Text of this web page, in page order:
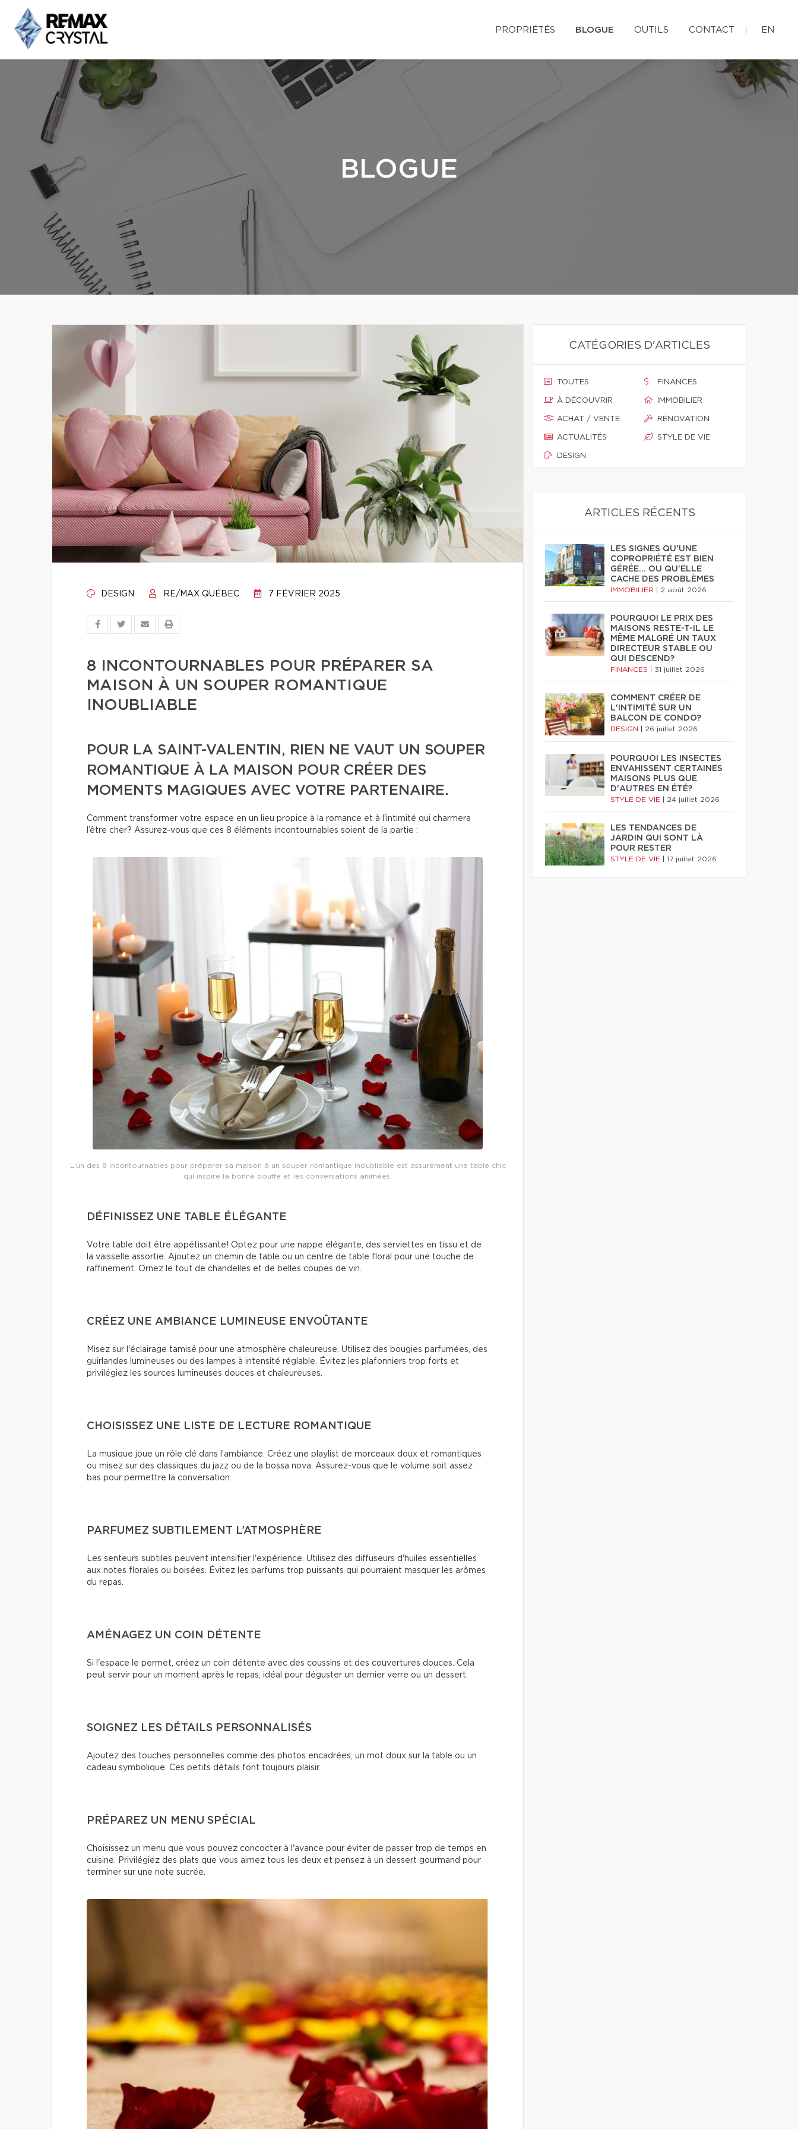
PROPRIÉTÉS BLOGUE OUTILS CONTACT EN
BLOGUE
DESIGN RE/MAX QUÉBEC 7 FÉVRIER 2025
8 INCONTOURNABLES POUR PRÉPARER SA
MAISON À UN SOUPER ROMANTIQUE
INOUBLIABLE
POUR LA SAINT-VALENTIN, RIEN NE VAUT UN SOUPER
ROMANTIQUE À LA MAISON POUR CRÉER DES
MOMENTS MAGIQUES AVEC VOTRE PARTENAIRE.
Comment transformer votre espace en un lieu propice à la romance et à l'intimité qui charmera
l’être cher? Assurez-vous que ces 8 éléments incontournables soient de la partie :
L’un des 8 incontournables pour préparer sa maison à un souper romantique inoubliable est assurément une table chic
qui inspire la bonne bouffe et les conversations animées.
DÉFINISSEZ UNE TABLE ÉLÉGANTE
Votre table doit être appétissante! Optez pour une nappe élégante, des serviettes en tissu et de
la vaisselle assortie. Ajoutez un chemin de table ou un centre de table floral pour une touche de
raffinement. Ornez le tout de chandelles et de belles coupes de vin.
CRÉEZ UNE AMBIANCE LUMINEUSE ENVOÛTANTE
Misez sur l'éclairage tamisé pour une atmosphère chaleureuse. Utilisez des bougies parfumées, des
guirlandes lumineuses ou des lampes à intensité réglable. Évitez les plafonniers trop forts et
privilégiez les sources lumineuses douces et chaleureuses.
CHOISISSEZ UNE LISTE DE LECTURE ROMANTIQUE
La musique joue un rôle clé dans l’ambiance. Créez une playlist de morceaux doux et romantiques
ou misez sur des classiques du jazz ou de la bossa nova. Assurez-vous que le volume soit assez
bas pour permettre la conversation.
PARFUMEZ SUBTILEMENT L’ATMOSPHÈRE
Les senteurs subtiles peuvent intensifier l'expérience. Utilisez des diffuseurs d'huiles essentielles
aux notes florales ou boisées. Évitez les parfums trop puissants qui pourraient masquer les arômes
du repas.
AMÉNAGEZ UN COIN DÉTENTE
Si l'espace le permet, créez un coin détente avec des coussins et des couvertures douces. Cela
peut servir pour un moment après le repas, idéal pour déguster un dernier verre ou un dessert.
SOIGNEZ LES DÉTAILS PERSONNALISÉS
Ajoutez des touches personnelles comme des photos encadrées, un mot doux sur la table ou un
cadeau symbolique. Ces petits détails font toujours plaisir.
PRÉPAREZ UN MENU SPÉCIAL
Choisissez un menu que vous pouvez concocter à l'avance pour éviter de passer trop de temps en
cuisine. Privilégiez des plats que vous aimez tous les deux et pensez à un dessert gourmand pour
terminer sur une note sucrée.
CATÉGORIES D'ARTICLES
TOUTES
À DÉCOUVRIR
ACHAT / VENTE
ACTUALITÉS
DESIGN
FINANCES
IMMOBILIER
RÉNOVATION
STYLE DE VIE
ARTICLES RÉCENTS
LES SIGNES QU'UNE
COPROPRIÉTÉ EST BIEN
GÉRÉE… OU QU'ELLE
CACHE DES PROBLÈMES
IMMOBILIER 2 août 2026
POURQUOI LE PRIX DES
MAISONS RESTE-T-IL LE
MÊME MALGRÉ UN TAUX
DIRECTEUR STABLE OU
QUI DESCEND?
FINANCES 31 juillet 2026
COMMENT CRÉER DE
L'INTIMITÉ SUR UN
BALCON DE CONDO?
DESIGN 26 juillet 2026
POURQUOI LES INSECTES
ENVAHISSENT CERTAINES
MAISONS PLUS QUE
D'AUTRES EN ÉTÉ?
STYLE DE VIE 24 juillet 2026
LES TENDANCES DE
JARDIN QUI SONT LÀ
POUR RESTER
STYLE DE VIE 17 juillet 2026